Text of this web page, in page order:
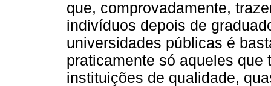
que, comprovadamente,
indivíduos depois de
universidades públicas é
praticamente só aqueles
instituições de qualidade,